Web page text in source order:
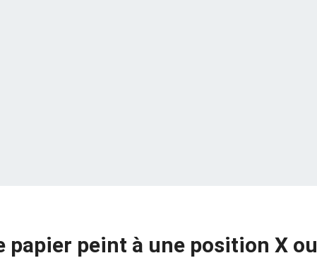
papier peint à une position X ou